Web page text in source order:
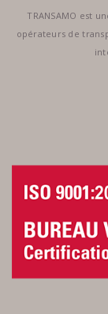
TRANSAMO est
opérateurs de